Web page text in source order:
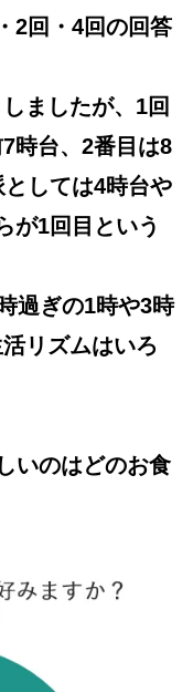
2回・4回の回答
ましたが、1回
時台、2番目は8
しては4時台や
が1回目という
過ぎの1時や3時
リズムはいろ
いのはどのお食